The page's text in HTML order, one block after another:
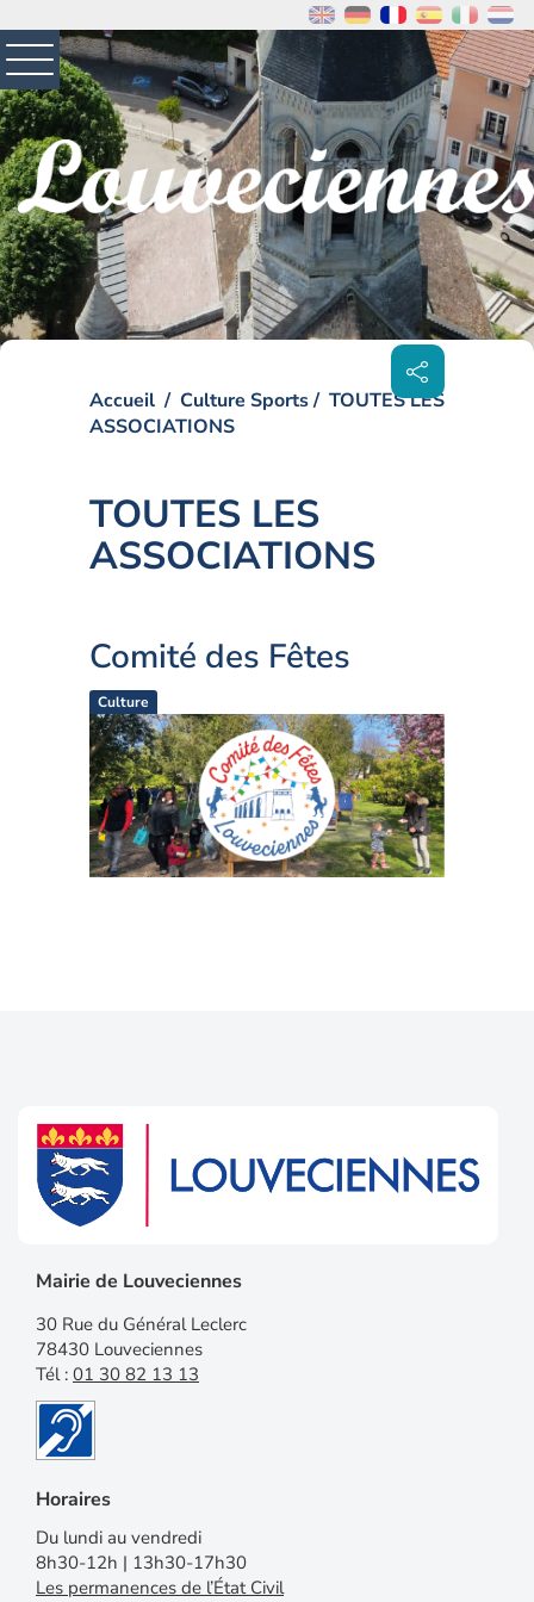
MENU
PRINCIPAL
Visiter la page accueil du site de Louveciennes
Accueil Culture Sports
TOUTES LES
ASSOCIATIONS
Partager
sur les
réseaux
sociaux
TOUTES LES
ASSOCIATIONS
Comité des Fêtes
Culture
Mairie de Louveciennes
30 Rue du Général Leclerc
78430 Louveciennes
Tél : 01 30 82 13 13
Horaires
Du lundi au vendredi
8h30-12h | 13h30-17h30
Les permanences de l’État Civil